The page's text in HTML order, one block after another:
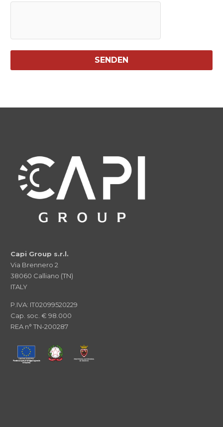
Capi Group s.r.l.
Via Brennero 2
38060 Calliano (TN)
ITALY
P.IVA: IT02099520229
Cap. soc. € 98.000
REA n° TN-200287